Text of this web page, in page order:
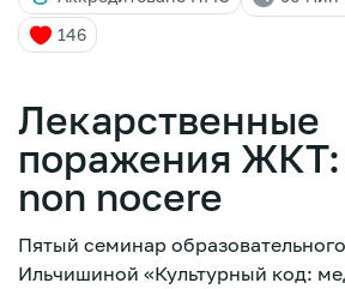
FAQ
146
Лекарственные
поражения ЖКТ:
non nocere
Пятый семинар
Ильчишиной «Культурный код: